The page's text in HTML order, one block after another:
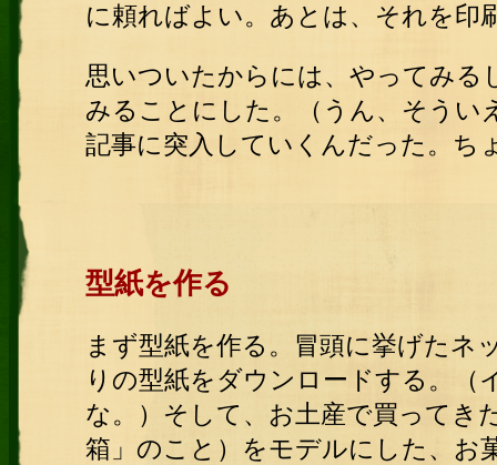
に頼ればよい。あとは、それを印
思いついたからには、やってみる
みることにした。（うん、そうい
記事に突入していくんだった。ち
型紙を作る
まず型紙を作る。冒頭に挙げたネ
りの型紙をダウンロードする。（
な。）そして、お土産で買ってき
箱」のこと）をモデルにした、お